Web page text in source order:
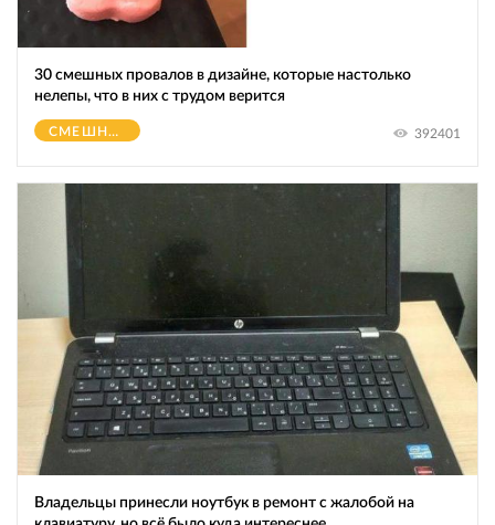
30 смешных провалов в дизайне, которые настолько
нелепы, что в них с трудом верится
СМЕШНОЕ 392401
Владельцы принесли ноутбук в ремонт с жалобой на